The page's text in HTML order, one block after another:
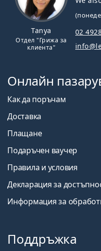
Tanya
Отдел "Грижа за
клиента"
02
Онлайн
Как да поръчам
Доставка
Плащане
Подаръчен ваучер
Правила и условия
Декларация за
Информация за
Поддръжка